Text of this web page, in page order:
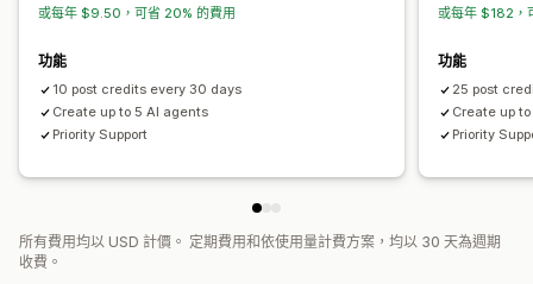
或每年 $9.50，可省 20% 的費用
功能
10 post credits every 30 days
Create up to 5 AI agents
Priority Support
或每年 $182，
功能
25 post
Create up
Priority
所有費用均以 USD 計價。 定期費用和依使用量計費方案，均以 30 天為週期
收費。